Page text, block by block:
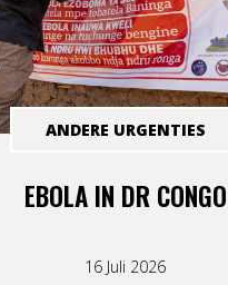
EBOLA IN DR CONGO
16 Juli 2026
ANDERE URGENTIES